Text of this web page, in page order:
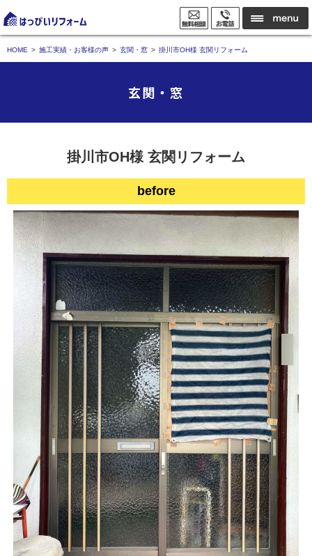
HOME 施工実績・お客様の声 玄関・窓 掛川市OH様 玄関リフォーム
玄関・窓
掛川市OH様 玄関リフォーム
before